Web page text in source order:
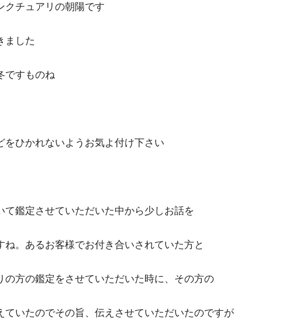
チュアリの朝陽です
ました
ですものね
をひかれないようお気よ付け下さい
て鑑定させていただいた中から少しお話を
ね。あるお客様でお付き合いされていた方と
の方の鑑定をさせていただいた時に、その方の
ていたのでその旨、伝えさせていただいたのですが